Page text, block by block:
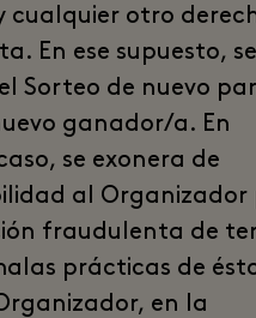
cualquier otro
En ese supuesto, se
Sorteo de nuevo
ganador/a. En
se exonera de
al Organizador
fraudulenta de
prácticas de
en la